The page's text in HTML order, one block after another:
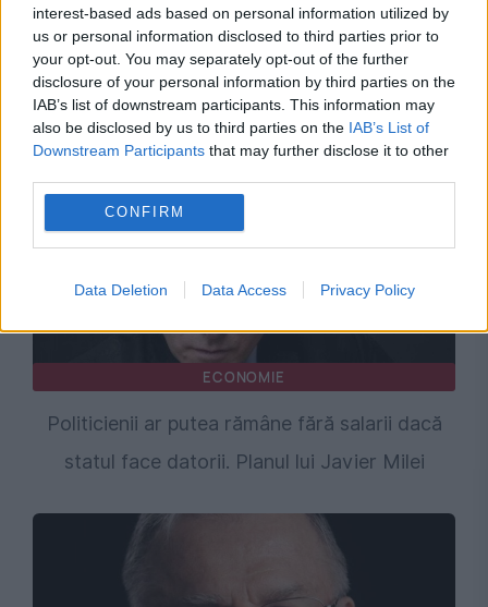
interest-based ads based on personal information utilized by
us or personal information disclosed to third parties prior to
your opt-out. You may separately opt-out of the further
disclosure of your personal information by third parties on the
IAB’s list of downstream participants. This information may
also be disclosed by us to third parties on the IAB’s List of
Downstream Participants that may further disclose it to other
CONFIRM
Data Deletion Data Access Privacy Policy
Recomandările noastre
ECONOMIE
Politicienii ar putea rămâne fără salarii dacă
statul face datorii. Planul lui Javier Milei